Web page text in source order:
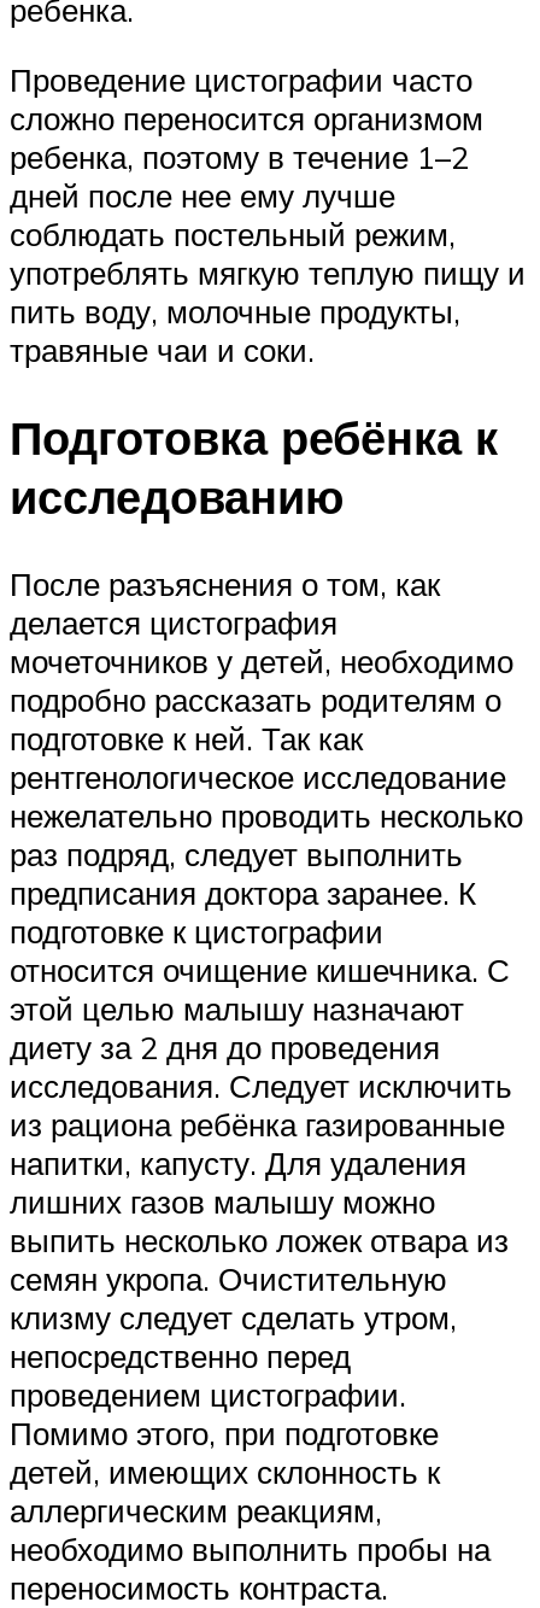
ребенка.
Проведение цистографии часто
сложно переносится организмом
ребенка, поэтому в течение 1–2
дней после нее ему лучше
соблюдать постельный режим,
употреблять мягкую теплую пищу и
пить воду, молочные продукты,
травяные чаи и соки.
Подготовка ребёнка к
исследованию
После разъяснения о том, как
делается цистография
мочеточников у детей, необходимо
подробно рассказать родителям о
подготовке к ней. Так как
рентгенологическое исследование
нежелательно проводить несколько
раз подряд, следует выполнить
предписания доктора заранее. К
подготовке к цистографии
относится очищение кишечника. С
этой целью малышу назначают
диету за 2 дня до проведения
исследования. Следует исключить
из рациона ребёнка газированные
напитки, капусту. Для удаления
лишних газов малышу можно
выпить несколько ложек отвара из
семян укропа. Очистительную
клизму следует сделать утром,
непосредственно перед
проведением цистографии.
Помимо этого, при подготовке
детей, имеющих склонность к
аллергическим реакциям,
необходимо выполнить пробы на
переносимость контраста.